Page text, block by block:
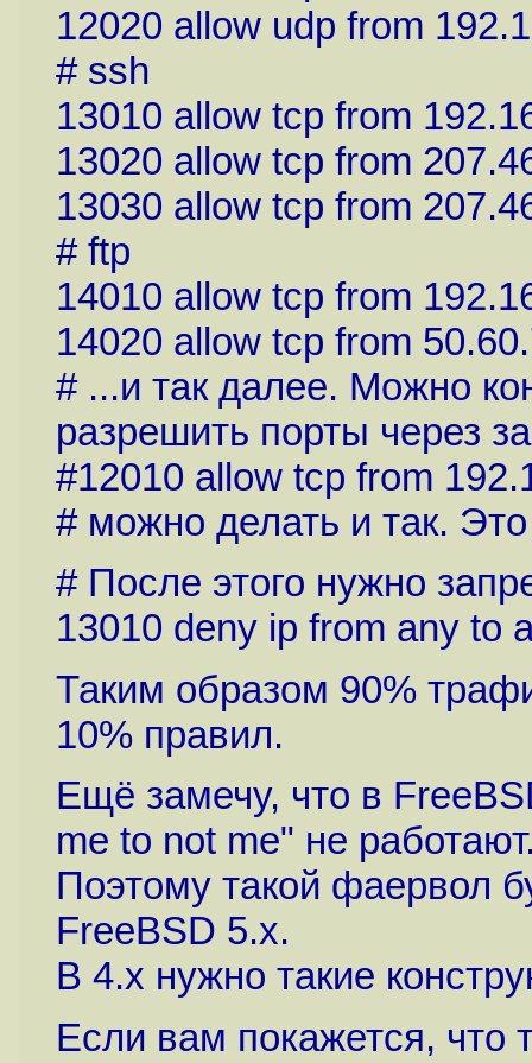
12020 allow udp from
# ssh
13010 allow tcp from
13020 allow tcp from
13030 allow tcp from
# ftp
14010 allow tcp from
14020 allow tcp from
# ...и так далее. Можно
разрешить порты через
#12010 allow tcp from
# можно делать и так.
# После этого нужно
13010 deny ip from any to
Таким образом 90%
10% правил.
Ещё замечу, что в
me to not me" не
Поэтому такой фаервол
FreeBSD 5.x.
В 4.x нужно такие
Если вам покажется, что